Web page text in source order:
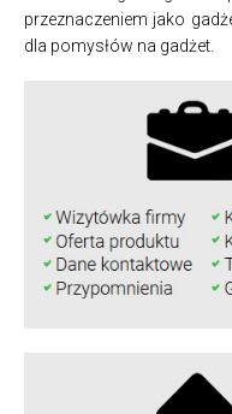
przeznaczeniem jako
dla pomysłów na gadżet.